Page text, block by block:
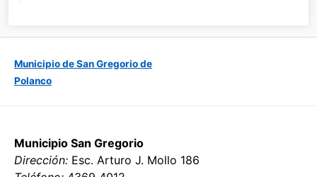
Municipio de San Gregorio de
Polanco
Municipio San Gregorio
Dirección: Esc. Arturo J. Mollo 186